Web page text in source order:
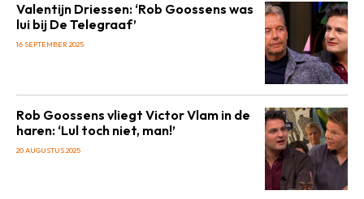
Valentijn Driessen: ‘Rob Goossens was
lui bij De Telegraaf’
16 SEPTEMBER 2025
Rob Goossens vliegt Victor Vlam in de
haren: ‘Lul toch niet, man!’
20 AUGUSTUS 2025